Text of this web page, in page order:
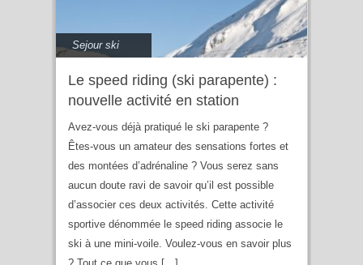
Sejour ski
Le speed riding (ski parapente) :
nouvelle activité en station
Avez-vous déjà pratiqué le ski parapente ?
Êtes-vous un amateur des sensations fortes et
des montées d’adrénaline ? Vous serez sans
aucun doute ravi de savoir qu’il est possible
d’associer ces deux activités. Cette activité
sportive dénommée le speed riding associe le
ski à une mini-voile. Voulez-vous en savoir plus